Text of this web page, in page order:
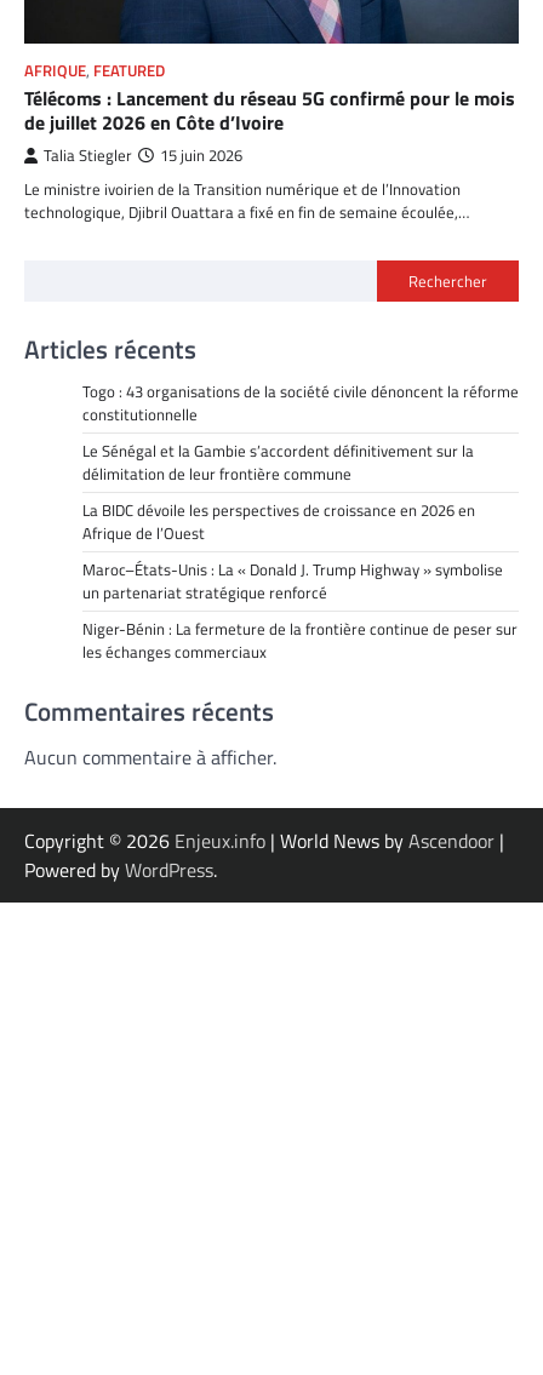
AFRIQUE, FEATURED
Télécoms : Lancement du réseau 5G confirmé pour le mois
de juillet 2026 en Côte d’Ivoire
Talia Stiegler 15 juin 2026
Le ministre ivoirien de la Transition numérique et de l’Innovation
technologique, Djibril Ouattara a fixé en fin de semaine écoulée,…
Rechercher
Articles récents
Togo : 43 organisations de la société civile dénoncent la réforme
constitutionnelle
Le Sénégal et la Gambie s’accordent définitivement sur la
délimitation de leur frontière commune
La BIDC dévoile les perspectives de croissance en 2026 en
Afrique de l’Ouest
Maroc–États-Unis : La « Donald J. Trump Highway » symbolise
un partenariat stratégique renforcé
Niger-Bénin : La fermeture de la frontière continue de peser sur
les échanges commerciaux
Commentaires récents
Aucun commentaire à afficher.
Copyright © 2026 Enjeux.info | World News byAscendoor |
Powered byWordPress.